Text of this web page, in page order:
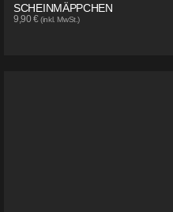
SCHEINMÄPPCHEN
9,90€ (inkl. MwSt.)